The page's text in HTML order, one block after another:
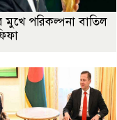
পরিকল্পনা বাতিল